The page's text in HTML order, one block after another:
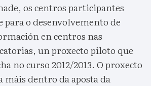
os centros participantes
o desenvolvemento de
en centros nas
un proxecto piloto que
no curso 2012/2013. O proxecto
dentro da aposta da